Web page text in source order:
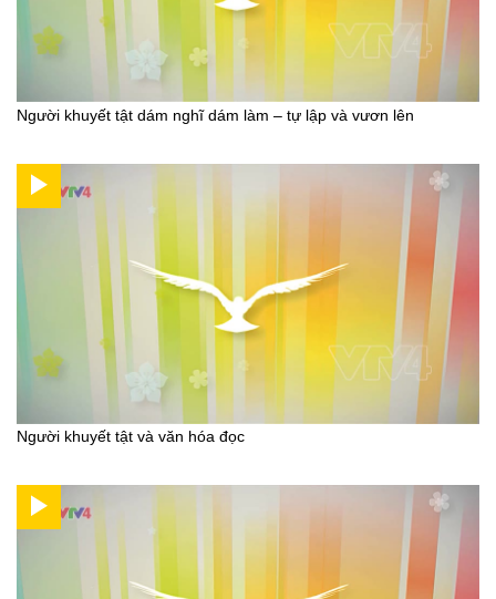
Người khuyết tật dám nghĩ dám làm – tự lập và vươn lên
Người khuyết tật và văn hóa đọc